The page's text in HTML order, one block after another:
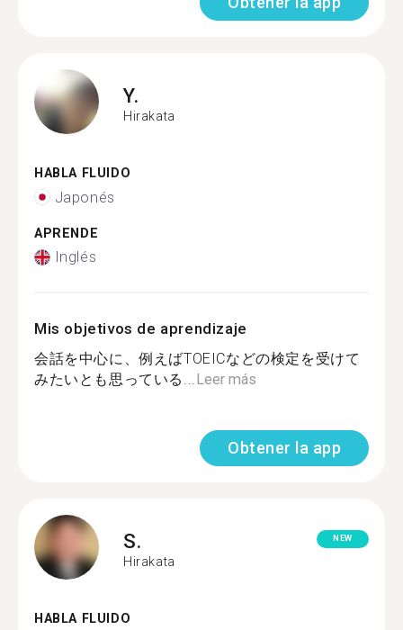
Y.
Hirakata
HABLA FLUIDO
Japonés
APRENDE
Inglés
Mis objetivos de aprendizaje
会話を中心に、例えばTOEICなどの検定を受けて
みたいとも思っている...Leer más
Obtener la app
S.
Hirakata
NEW
HABLA FLUIDO